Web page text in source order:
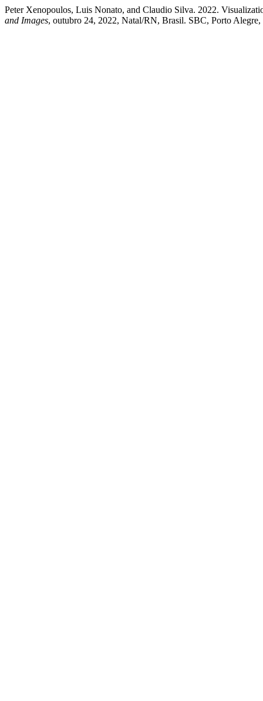
Peter Xenopoulos, Luis Nonato, and Claudio Silva. 2022.
and Images, outubro 24, 2022, Natal/RN, Brasil. SBC, Porto Alegre,